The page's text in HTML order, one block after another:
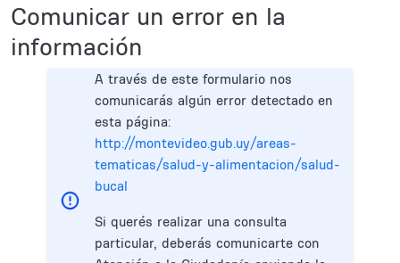
Comunicar un error en la
información
A través de este formulario nos
comunicarás algún error detectado en
esta página:
http://montevideo.gub.uy/areas-
tematicas/salud-y-alimentacion/salud-
bucal
Si querés realizar una consulta
particular, deberás comunicarte con